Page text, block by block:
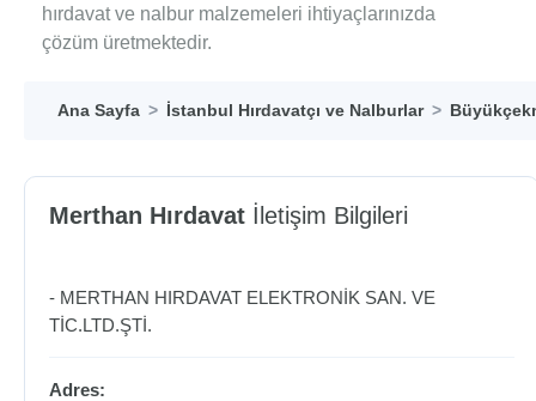
hırdavat ve nalbur malzemeleri ihtiyaçlarınızda
çözüm üretmektedir.
Ana Sayfa İstanbul Hırdavatçı ve Nalburlar
Merthan Hırdavat İletişim Bilgileri
- MERTHAN HIRDAVAT ELEKTRONİK SAN. VE
TİC.LTD.ŞTİ.
Adres: